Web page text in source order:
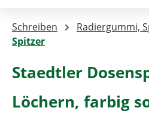
Schreiben
Radiergummi,
Spitzer
Staedtler
Löchern, farbig